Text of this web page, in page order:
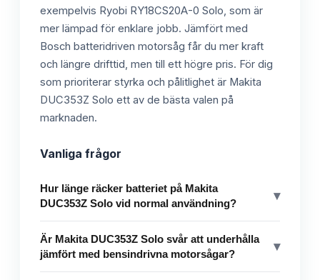
exempelvis Ryobi RY18CS20A-0 Solo, som är
mer lämpad för enklare jobb. Jämfört med
Bosch batteridriven motorsåg får du mer kraft
och längre drifttid, men till ett högre pris. För dig
som prioriterar styrka och pålitlighet är Makita
DUC353Z Solo ett av de bästa valen på
marknaden.
Vanliga frågor
Hur länge räcker batteriet på Makita
DUC353Z Solo vid normal användning?
▾
Är Makita DUC353Z Solo svår att underhålla
jämfört med bensindrivna motorsågar?
▾